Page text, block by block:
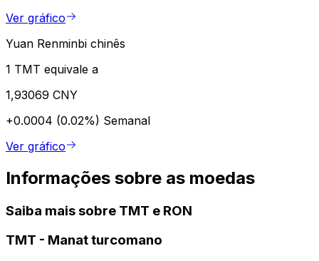
Ver gráfico
Yuan Renminbi chinês
1 TMT equivale a
1,93069 CNY
+0.0004 (0.02%) Semanal
Ver gráfico
Informações sobre as moedas
Saiba mais sobre TMT e RON
TMT - Manat turcomano